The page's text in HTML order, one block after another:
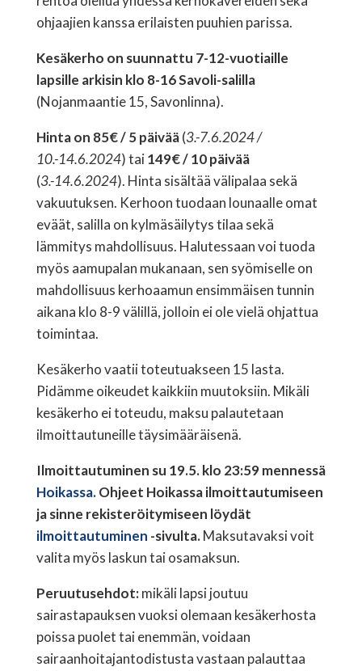
ohjaajien kanssa erilaisten puuhien parissa.
Kesäkerho on suunnattu 7-12-vuotiaille
lapsille arkisin klo 8-16 Savoli-salilla
(Nojanmaantie 15, Savonlinna).
Hinta on 85€ / 5 päivää(3.-7.6.2024 /
10.-14.6.2024) tai149€ / 10 päivää
(3.-14.6.2024). Hinta sisältää välipalaa sekä
vakuutuksen. Kerhoon tuodaan lounaalle omat
eväät, salilla on kylmäsäilytys tilaa sekä
lämmitys mahdollisuus. Halutessaan voi tuoda
myös aamupalan mukanaan, sen syömiselle on
mahdollisuus kerhoaamun ensimmäisen tunnin
aikana klo 8-9 välillä, jolloin ei ole vielä ohjattua
toimintaa.
Kesäkerho vaatii toteutuakseen 15 lasta.
Pidämme oikeudet kaikkiin muutoksiin. Mikäli
kesäkerho ei toteudu, maksu palautetaan
ilmoittautuneille täysimääräisenä.
Ilmoittautuminen su 19.5. klo 23:59 mennessä
Hoikassa.Ohjeet Hoikassa ilmoittautumiseen
ja sinne rekisteröitymiseen löydät
ilmoittautuminen -sivulta.Maksutavaksi voit
valita myös laskun tai osamaksun.
Peruutusehdot:mikäli lapsi joutuu
sairastapauksen vuoksi olemaan kesäkerhosta
poissa puolet tai enemmän, voidaan
sairaanhoitajantodistusta vastaan palauttaa